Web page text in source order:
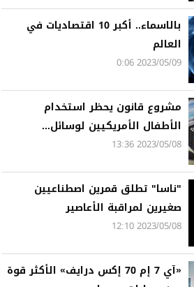
بالاسماء.. أكبر 10 اقتصاديات في
العالم
2023/05/09 0:06
مشروع قانون يحظر استخدام
الأطفال الأمريكيين لوسائل...
2023/05/08 13:36
"ناسا" تطلق قمرين اصطناعيين
صغيرين لمراقبة الأعاصير
2023/05/08 12:10
«آي 7 إم 70 إكس درايف» الأكثر قوة